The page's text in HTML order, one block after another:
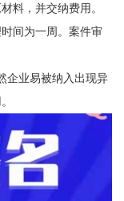
料，并交纳费用。
间为一周。案件审
企业易被纳入出现异